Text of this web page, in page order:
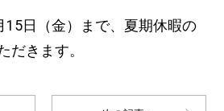
15日（金）まで、夏期休暇の
だきます。